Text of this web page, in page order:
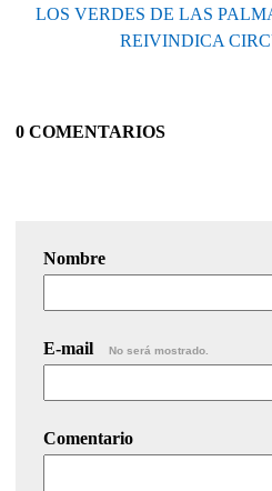
LOS VERDES DE LAS
REIVINDICA
0 COMENTARIOS
Nombre
E-mail No será mostrado.
Comentario